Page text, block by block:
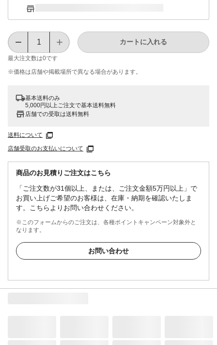
最大注文数は0です
カートに入れる
※価格は​店舗や​掲載場所で​異なる​場合が​あります。
基本送料のみ
5,000円以上ご注文で基本送料無料
店舗での受取は送料無料
送料について
店舗受取のお支払いについて
商品のお見積りご注文はこちら
「ご注文数が31個以上、または、ご注文金額5万円以上」で
お買い上げご希望のお客様は、在庫・納期を確認いたしま
す。こちらよりお問い合わせください。
※このフォームからのご注文は、各種ポイントキャンペーン対象外と
なります。
お問い合わせ